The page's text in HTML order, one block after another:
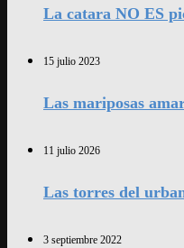
La catara NO ES
15 julio 2023
Las mariposas
11 julio 2026
Las torres del
3 septiembre 2022